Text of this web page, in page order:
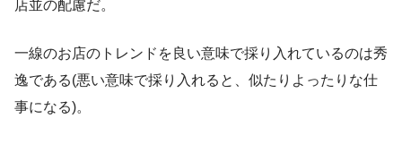
店並の配慮だ。
一線のお店のトレンドを良い意味で採り入れているのは秀
逸である(悪い意味で採り入れると、似たりよったりな仕
事になる)。